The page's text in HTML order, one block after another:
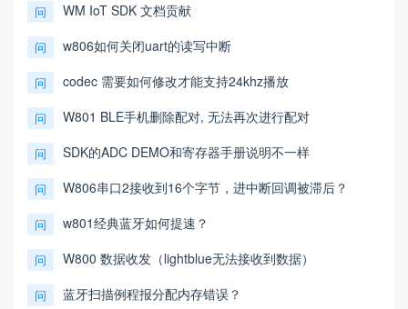
问 WM IoT SDK 文档贡献
问 w806如何关闭uart的读写中断
问 codec 需要如何修改才能支持24khz播放
问 W801 BLE手机删除配对, 无法再次进行配对
问 SDK的ADC DEMO和寄存器手册说明不一样
问 W806串口2接收到16个字节，进中断回调被滞后？
问 w801经典蓝牙如何提速？
问 W800 数据收发（lightblue无法接收到数据）
问 蓝牙扫描例程报分配内存错误？